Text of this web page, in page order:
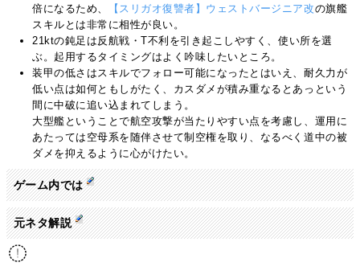
倍になるため、
【スリガオ復讐者】ウェストバージニア改の旗艦
スキルとは非常に相性が良い。
21ktの鈍足は反航戦・T不利を引き起こしやすく、使い所を選
ぶ。起用するタイミングはよく吟味したいところ。
装甲の低さはスキルでフォロー可能になったとはいえ、耐久力が
低い点は如何ともしがたく、カスダメが積み重なるとあっという
間に中破に追い込まれてしまう。
大型艦ということで航空攻撃が当たりやすい点を考慮し、運用に
あたっては空母系を随伴させて制空権を取り、なるべく道中の被
ダメを抑えるように心がけたい。
ゲーム内では
元ネタ解説